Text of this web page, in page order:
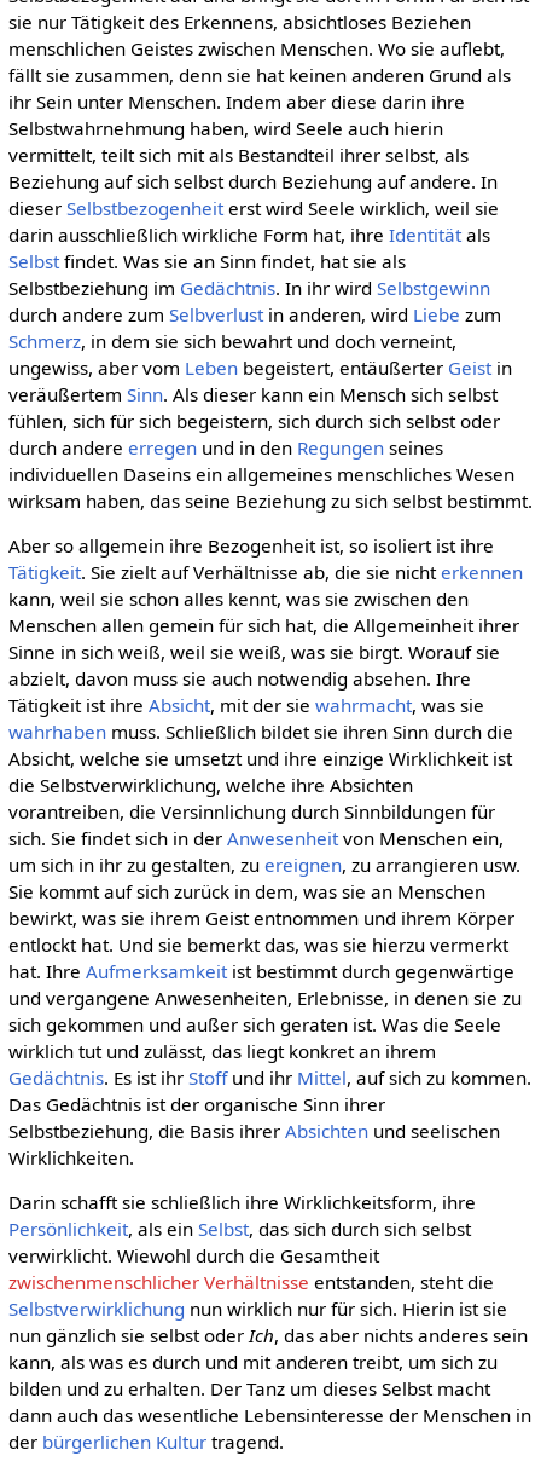
sie nur Tätigkeit des Erkennens, absichtloses Beziehen
menschlichen Geistes zwischen Menschen. Wo sie auflebt,
fällt sie zusammen, denn sie hat keinen anderen Grund als
ihr Sein unter Menschen. Indem aber diese darin ihre
Selbstwahrnehmung haben, wird Seele auch hierin
vermittelt, teilt sich mit als Bestandteil ihrer selbst, als
Beziehung auf sich selbst durch Beziehung auf andere. In
dieser Selbstbezogenheiterst wird Seele wirklich, weil sie
darin ausschließlich wirkliche Form hat, ihre Identitätals
Selbstfindet. Was sie an Sinn findet, hat sie als
Selbstbeziehung im Gedächtnis. In ihr wird Selbstgewinn
durch andere zum Selbverlustin anderen, wird Liebe zum
Schmerz, in dem sie sich bewahrt und doch verneint,
ungewiss, aber vom Lebenbegeistert, entäußerter Geistin
veräußertem Sinn. Als dieser kann ein Mensch sich selbst
fühlen, sich für sich begeistern, sich durch sich selbst oder
durch andere erregenund in den Regungenseines
individuellen Daseins ein allgemeines menschliches Wesen
wirksam haben, das seine Beziehung zu sich selbst bestimmt.
Aber so allgemein ihre Bezogenheit ist, so isoliert ist ihre
Tätigkeit. Sie zielt auf Verhältnisse ab, die sie nichterkennen
kann, weil sie schon alles kennt, was sie zwischen den
Menschen allen gemein für sich hat, die Allgemeinheit ihrer
Sinne in sich weiß, weil sie weiß, was sie birgt. Worauf sie
abzielt, davon muss sie auch notwendig absehen. Ihre
Tätigkeit ist ihre Absicht, mit der sie wahrmacht, was sie
wahrhabenmuss. Schließlich bildet sie ihren Sinn durch die
Absicht, welche sie umsetzt und ihre einzige Wirklichkeit ist
die Selbstverwirklichung, welche ihre Absichten
vorantreiben, die Versinnlichung durch Sinnbildungen für
sich. Sie findet sich in der Anwesenheitvon Menschen ein,
um sich in ihr zu gestalten, zu ereignen, zu arrangieren usw.
Sie kommt auf sich zurück in dem, was sie an Menschen
bewirkt, was sie ihrem Geist entnommen und ihrem Körper
entlockt hat. Und sie bemerkt das, was sie hierzu vermerkt
hat. Ihre Aufmerksamkeitist bestimmt durch gegenwärtige
und vergangene Anwesenheiten, Erlebnisse, in denen sie zu
sich gekommen und außer sich geraten ist. Was die Seele
wirklich tut und zulässt, das liegt konkret an ihrem
Gedächtnis. Es ist ihr Stoffund ihr Mittel, auf sich zu kommen.
Das Gedächtnis ist der organische Sinn ihrer
Selbstbeziehung, die Basis ihrer Absichtenund seelischen
Wirklichkeiten.
Darin schafft sie schließlich ihre Wirklichkeitsform, ihre
Persönlichkeit, als ein Selbst, das sich durch sich selbst
verwirklicht. Wiewohl durch die Gesamtheit
zwischenmenschlicher Verhältnisse entstanden, steht die
Selbstverwirklichung nun wirklich nur für sich. Hierin ist sie
nun gänzlich sie selbst oder Ich, das aber nichts anderes sein
kann, als was es durch und mit anderen treibt, um sich zu
bilden und zu erhalten. Der Tanz um dieses Selbst macht
dann auch das wesentliche Lebensinteresse der Menschen in
der bürgerlichen Kulturtragend.